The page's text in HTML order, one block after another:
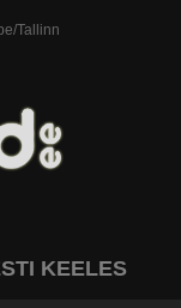
Tallinn
KEELES